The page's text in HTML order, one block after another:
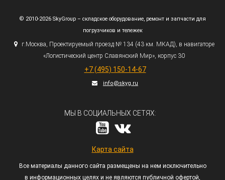
© 2010-2026 SkyGroup – складское оборудование, ремонт и запчасти для
погрузчиков и тележек
г.Москва, Проектируемый проезд № 134 (43км. МКАД), в навигаторе
«Логистический центр Славянский Мир», корпус 30
+7 (495) 150-14-67
info@skyg.ru
МЫ В СОЦИАЛЬНЫХ СЕТЯХ:
Карта сайта
Все материалы данного сайта размещены на нем исключительно
в информационных целях и не являются публичной офертой,